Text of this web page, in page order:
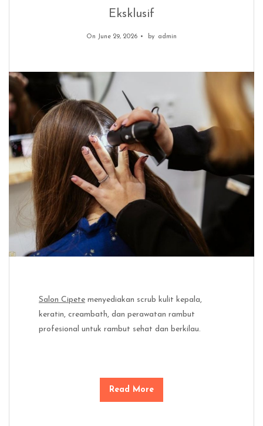
Eksklusif
On June 29, 2026 by admin
Salon Cipete menyediakan scrub kulit kepala,
keratin, creambath, dan perawatan rambut
profesional untuk rambut sehat dan berkilau.
Read More